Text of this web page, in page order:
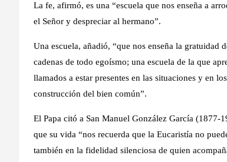
La fe, afirmó, es una “escuela que nos enseña a
el Señor y despreciar al hermano”.
Una escuela, añadió, “que nos enseña la gratuidad
cadenas de todo egoísmo; una escuela de la que
llamados a estar presentes en las situaciones y en
construcción del bien común”.
El Papa citó a San Manuel González García (1877-
que su vida “nos recuerda que la Eucaristía no
también en la fidelidad silenciosa de quien